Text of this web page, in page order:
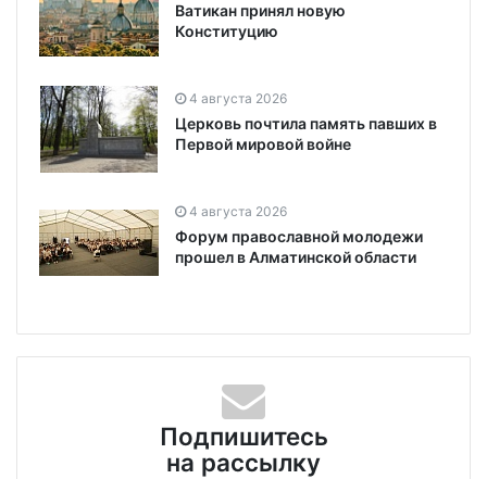
Ватикан принял новую
Конституцию
4 августа 2026
Церковь почтила память павших в
Первой мировой войне
4 августа 2026
Форум православной молодежи
прошел в Алматинской области
Подпишитесь
на рассылку